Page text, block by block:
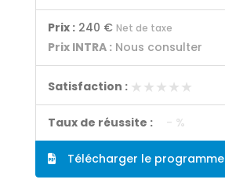
Prix : 240 € Net de taxe
Prix INTRA :Nous consulter
Satisfaction : ★★★★★
★★★★★
Taux de réussite : - %
Télécharger le programme